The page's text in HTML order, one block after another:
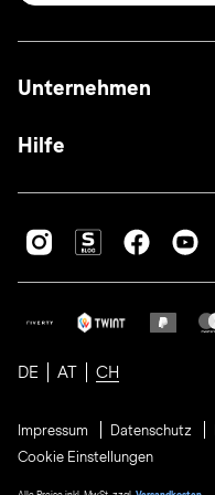
Unternehmen
Hilfe
DE AT CH
Impressum Datenschutz
Cookie Einstellungen